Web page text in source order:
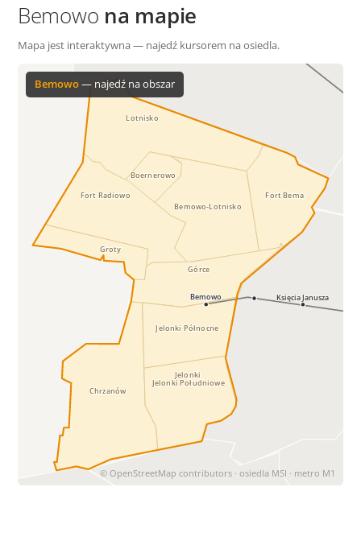
Bemowo na mapie
Mapa jest interaktywna — najedź kursorem na osiedla.
Bemowo Księcia Janusza
Bemowo-Lotnisko
Boernerowo
Chrzanów
Fort Bema
Fort Radiowo
Groty
Górce
Jelonki
Jelonki Południowe
Jelonki Północne
Lotnisko
Bemowo— najedź na obszar
© OpenStreetMap contributors · osiedla MSI · metro M1